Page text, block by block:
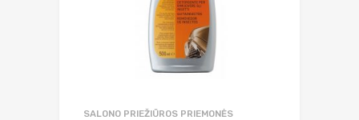
SALONO PRIEŽIŪROS PRIEMONĖS